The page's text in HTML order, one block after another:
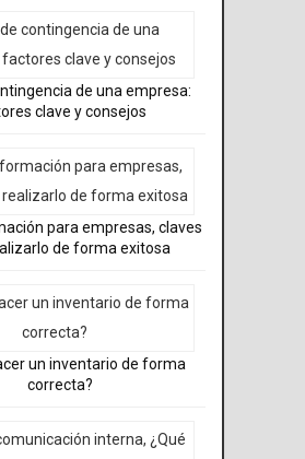
de una empresa:
clave y consejos
para empresas, claves
de forma exitosa
un inventario de forma
correcta?